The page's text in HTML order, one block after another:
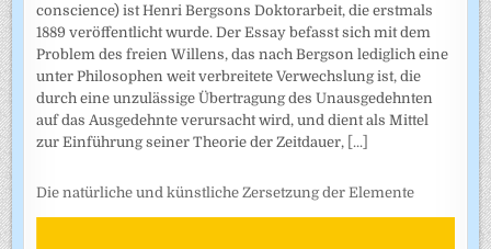
conscience) ist Henri Bergsons Doktorarbeit, die erstmals
1889 veröffentlicht wurde. Der Essay befasst sich mit dem
Problem des freien Willens, das nach Bergson lediglich eine
unter Philosophen weit verbreitete Verwechslung ist, die
durch eine unzulässige Übertragung des Unausgedehnten
auf das Ausgedehnte verursacht wird, und dient als Mittel
zur Einführung seiner Theorie der Zeitdauer, [...]
Die natürliche und künstliche Zersetzung der Elemente